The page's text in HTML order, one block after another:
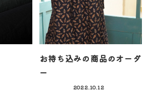
お持ち込みの商品のオーダ
ー
2022.10.12